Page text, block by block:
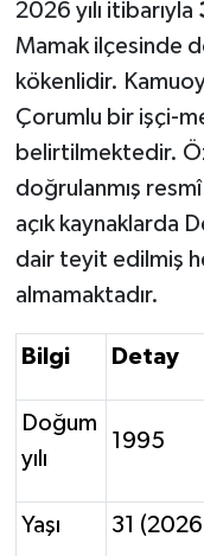
2026 yılı itibarıyla
Mamak ilçesinde
kökenlidir.
Çorumlu bir işçi-
belirtilmektedir.
doğrulanmış
açık kaynaklarda
dair teyit edilmiş
almamaktadır.
Bilgi Detay
Doğum
yılı
1995
Yaşı 31